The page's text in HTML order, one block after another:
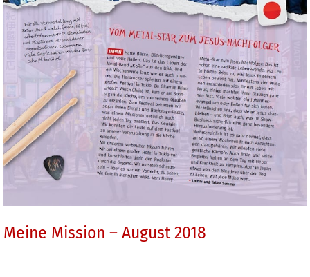
Meine Mission – August 2018